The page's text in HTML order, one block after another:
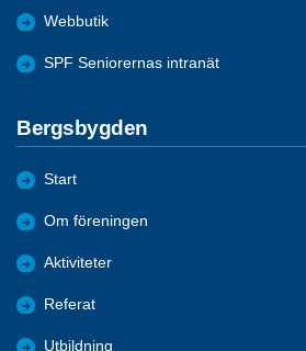
Webbutik
SPF Seniorernas intranät
Bergsbygden
Start
Om föreningen
Aktiviteter
Referat
Utbildning